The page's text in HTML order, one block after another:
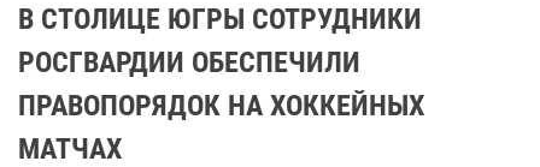
В СТОЛИЦЕ ЮГРЫ СОТРУДНИКИ
РОСГВАРДИИ ОБЕСПЕЧИЛИ
ПРАВОПОРЯДОК НА ХОККЕЙНЫХ
МАТЧАХ